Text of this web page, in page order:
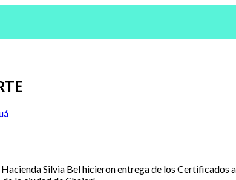
Silvia Bel hicieron entrega de los